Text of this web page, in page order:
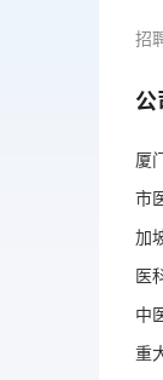
招
公
厦
市
加
医
中
重